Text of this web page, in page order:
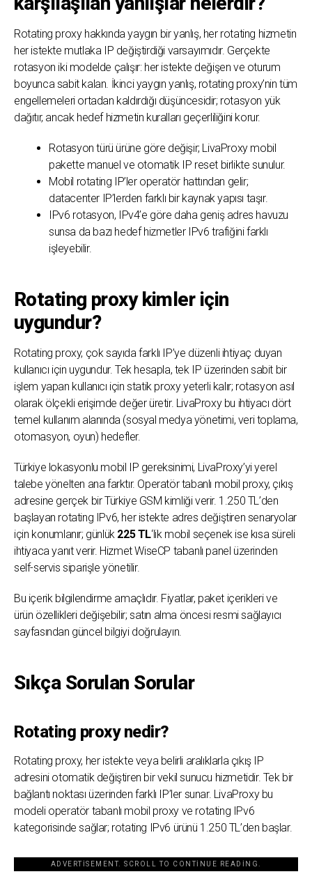
Rotating proxy hakkında yaygın bir yanlış, her rotating hizmetin
her istekte mutlaka IP değiştirdiği varsayımıdır. Gerçekte
rotasyon iki modelde çalışır: her istekte değişen ve oturum
boyunca sabit kalan. İkinci yaygın yanlış, rotating proxy’nin tüm
engellemeleri ortadan kaldırdığı düşüncesidir; rotasyon yük
dağıtır, ancak hedef hizmetin kuralları geçerliliğini korur.
Rotasyon türü ürüne göre değişir; LivaProxy mobil
pakette manuel ve otomatik IP reset birlikte sunulur.
Mobil rotating IP’ler operatör hattından gelir;
datacenter IP’lerden farklı bir kaynak yapısı taşır.
IPv6 rotasyon, IPv4’e göre daha geniş adres havuzu
sunsa da bazı hedef hizmetler IPv6 trafiğini farklı
işleyebilir.
Rotating proxy kimler için
uygundur?
Rotating proxy, çok sayıda farklı IP’ye düzenli ihtiyaç duyan
kullanıcı için uygundur. Tek hesapla, tek IP üzerinden sabit bir
işlem yapan kullanıcı için statik proxy yeterli kalır; rotasyon asıl
olarak ölçekli erişimde değer üretir. LivaProxy bu ihtiyacı dört
temel kullanım alanında (sosyal medya yönetimi, veri toplama,
otomasyon, oyun) hedefler.
Türkiye lokasyonlu mobil IP gereksinimi, LivaProxy’yi yerel
talebe yönelten ana farktır. Operatör tabanlı mobil proxy, çıkış
adresine gerçek bir Türkiye GSM kimliği verir. 1.250 TL’den
başlayan rotating IPv6, her istekte adres değiştiren senaryolar
için konumlanır; günlük 225 TL‘lik mobil seçenek ise kısa süreli
ihtiyaca yanıt verir. Hizmet WiseCP tabanlı panel üzerinden
self-servis siparişle yönetilir.
Bu içerik bilgilendirme amaçlıdır. Fiyatlar, paket içerikleri ve
ürün özellikleri değişebilir; satın alma öncesi resmi sağlayıcı
sayfasından güncel bilgiyi doğrulayın.
Sıkça Sorulan Sorular
Rotating proxy nedir?
Rotating proxy, her istekte veya belirli aralıklarla çıkış IP
adresini otomatik değiştiren bir vekil sunucu hizmetidir. Tek bir
bağlantı noktası üzerinden farklı IP’ler sunar. LivaProxy bu
modeli operatör tabanlı mobil proxy ve rotating IPv6
kategorisinde sağlar; rotating IPv6 ürünü 1.250 TL’den başlar.
ADVERTISEMENT. SCROLL TO CONTINUE READING.